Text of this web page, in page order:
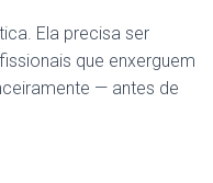
Ela precisa ser
que enxerguem
— antes de